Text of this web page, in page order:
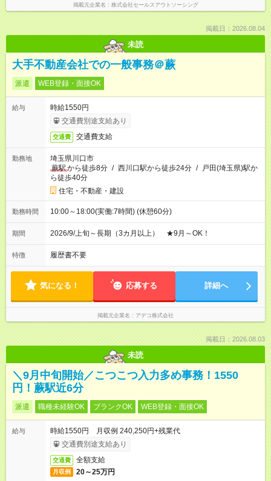
掲載元企業名 株式会社セールスアウトソーシング
掲載日：2026.08.04
未読
大手不動産会社での一般事務＠蕨
派遣 WEB登録・面接OK
給与
時給1550円
交通費別途支給あり
交通費 交通費支給
勤務地
埼玉県川口市
蕨駅から徒歩8分 / 西川口駅から徒歩24分 / 戸田(埼玉県)駅か
ら徒歩40分
住宅・不動産・建設
勤務時間 10:00～18:00(実働:7時間) (休憩60分)
期間 2026/9/上旬～長期（3カ月以上） ★9月～OK！
特徴 履歴書不要
気になる！ 応募する 詳細へ
掲載元企業名 アデコ株式会社
掲載日：2026.08.03
未読
＼9月中旬開始／こつこつ入力多め事務！1550
円！蕨駅近6分
派遣 職種未経験OK ブランクOK WEB登録・面接OK
給与
時給1550円 月収例 240,250円+残業代
交通費別途支給あり
交通費 全額支給
月収例 20～25万円